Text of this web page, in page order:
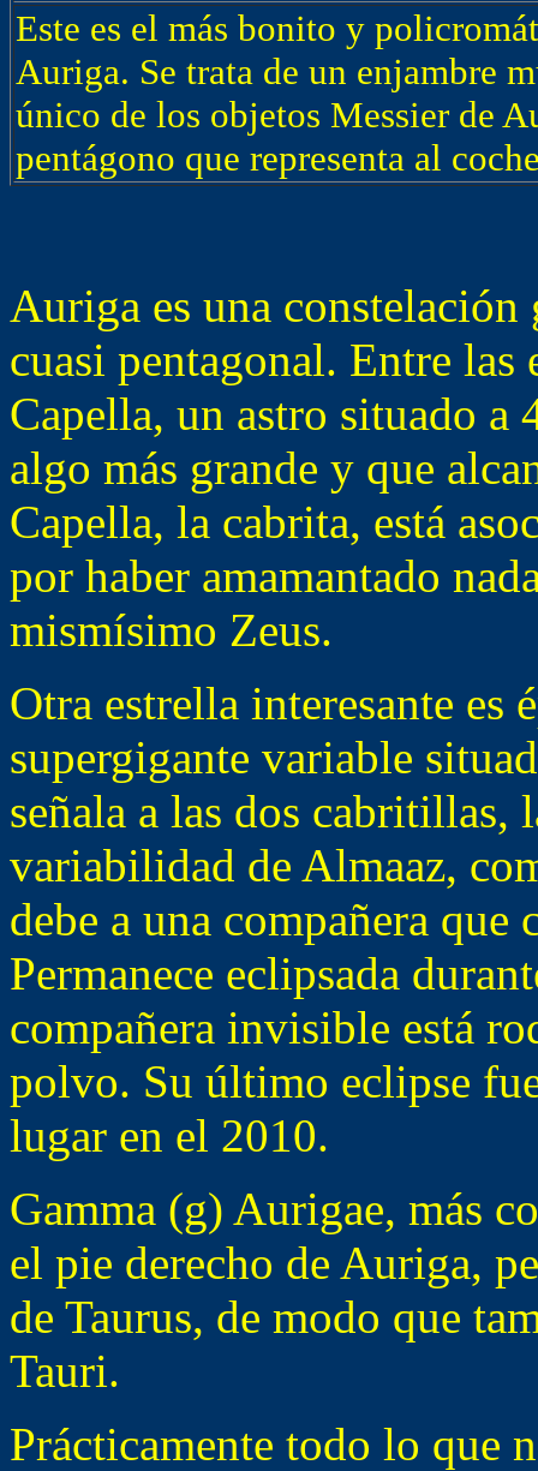
Este es el más bonito y
Auriga. Se trata de un enjambre
único de los objetos Messier de
pentágono que representa al
Auriga es una
cuasi pentagonal. Entre las
Capella, un astro situado a
algo más grande y que
Capella, la cabrita, está
por haber amamantado
mismísimo Zeus.
Otra estrella interesante es
supergigante variable
señala a las dos
variabilidad de Almaaz,
debe a una compañera que
Permanece eclipsada
compañera invisible está
polvo. Su último eclipse
lugar en el 2010.
Gamma (g) Aurigae, más
el pie derecho de Auriga,
de Taurus, de modo que
Tauri.
Prácticamente todo lo que